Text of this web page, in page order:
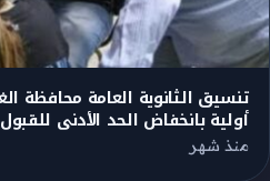
أولية بانخفاض الحد الأدنى للقبول
منذ شهر